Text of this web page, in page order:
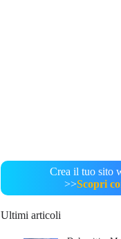
Crea il tuo sito
>>Scopri
Ultimi articoli